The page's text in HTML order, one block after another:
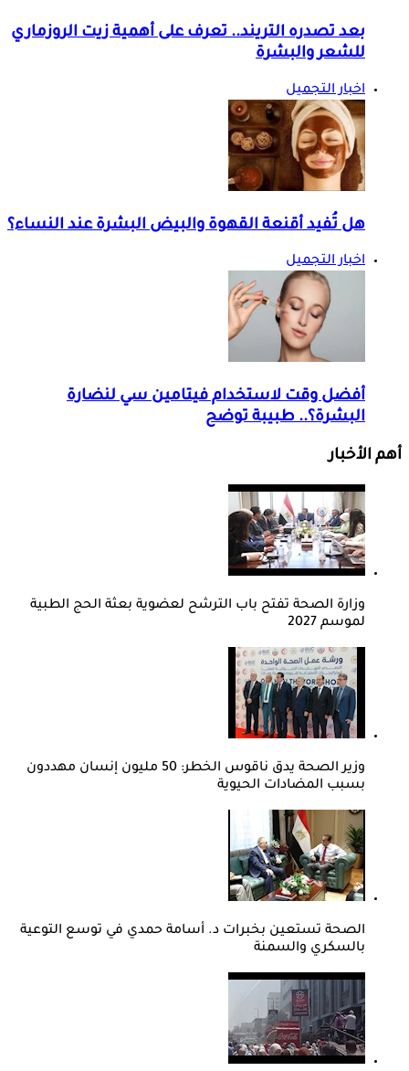
بعد تصدره التريند.. تعرف على أهمية زيت الروزماري
للشعر والبشرة
اخبار التجميل
هل تُفيد أقنعة القهوة والبيض البشرة عند النساء؟
اخبار التجميل
أفضل وقت لاستخدام فيتامين سي لنضارة
البشرة؟.. طبيبة توضح
أهم الأخبار
وزارة الصحة تفتح باب الترشح لعضوية بعثة الحج الطبية
لموسم 2027
وزير الصحة يدق ناقوس الخطر: 50 مليون إنسان مهددون
بسبب المضادات الحيوية
الصحة تستعين بخبرات د. أسامة حمدي في توسع التوعية
بالسكري والسمنة